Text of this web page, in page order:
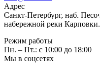
Адрес
Санкт-Петербург, наб.
набережной реки Карповки.
Режим работы
Пн. – Пт.: с 10:00 до 18:00
Мы в соцсетях